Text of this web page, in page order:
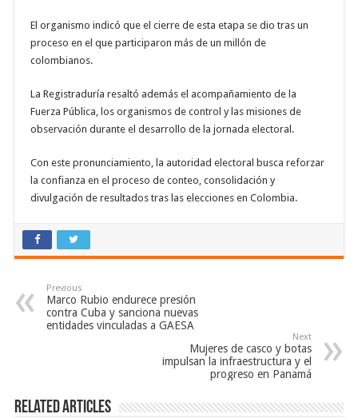
El organismo indicó que el cierre de esta etapa se dio tras un
proceso en el que participaron más de un millón de
colombianos.
La Registraduría resaltó además el acompañamiento de la
Fuerza Pública, los organismos de control y las misiones de
observación durante el desarrollo de la jornada electoral.
Con este pronunciamiento, la autoridad electoral busca reforzar
la confianza en el proceso de conteo, consolidación y
divulgación de resultados tras las elecciones en Colombia.
Previous
Marco Rubio endurece presión
contra Cuba y sanciona nuevas
entidades vinculadas a GAESA
Next
Mujeres de casco y botas
impulsan la infraestructura y el
progreso en Panamá
Related Articles